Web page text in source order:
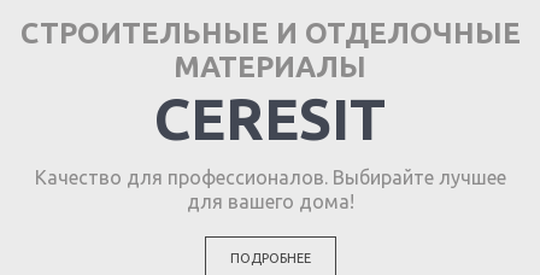
СТРОИТЕЛЬНЫЕ И ОТДЕЛОЧНЫЕ
МАТЕРИАЛЫ
CERESIT
Качество для профессионалов. Выбирайте лучшее
для вашего дома!
ПОДРОБНЕЕ